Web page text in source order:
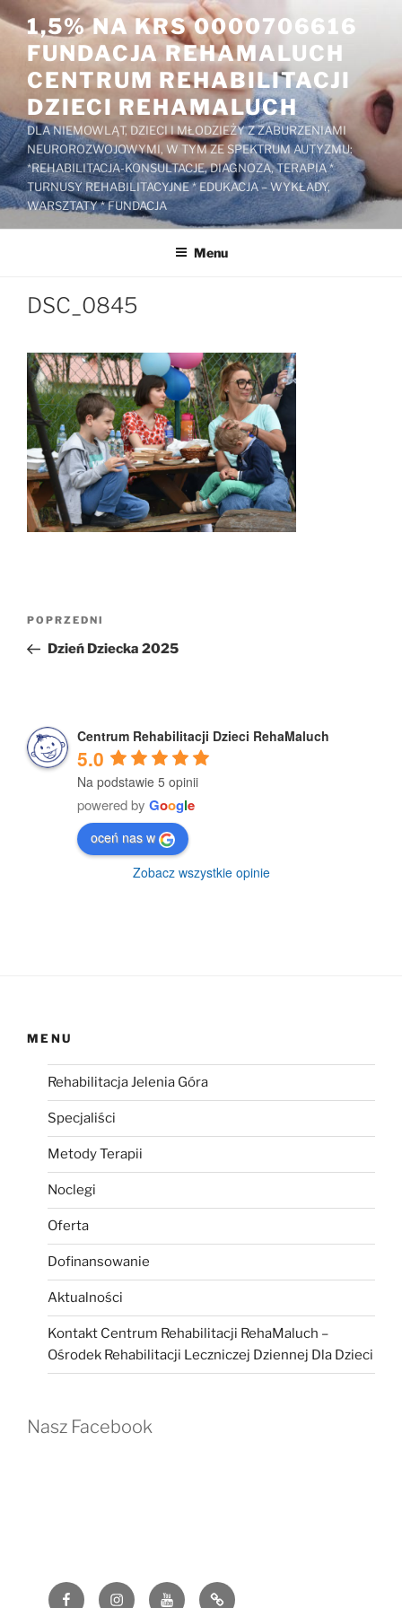
Przejdź
do
treści
1,5% NA KRS 0000706616
FUNDACJA REHAMALUCH
CENTRUM REHABILITACJI
DZIECI REHAMALUCH
DLA NIEMOWLĄT, DZIECI I MŁODZIEŻY Z ZABURZENIAMI
NEUROROZWOJOWYMI, W TYM ZE SPEKTRUM AUTYZMU:
*REHABILITACJA-KONSULTACJE, DIAGNOZA, TERAPIA *
TURNUSY REHABILITACYJNE * EDUKACJA – WYKŁADY,
WARSZTATY * FUNDACJA
Menu
DSC_0845
Nawigacja
Poprzedni
wpis
POPRZEDNI
Dzień Dziecka 2025
Centrum Rehabilitacji Dzieci RehaMaluch
5.0
Na podstawie 5 opinii
powered by Google
oceń nas w
Zobacz wszystkie opinie
MENU
Rehabilitacja Jelenia Góra
Specjaliści
Metody Terapii
Noclegi
Oferta
Dofinansowanie
Aktualności
Kontakt Centrum Rehabilitacji RehaMaluch –
Ośrodek Rehabilitacji Leczniczej Dziennej Dla Dzieci
Nasz Facebook
FacebookInstagramYouTube
G